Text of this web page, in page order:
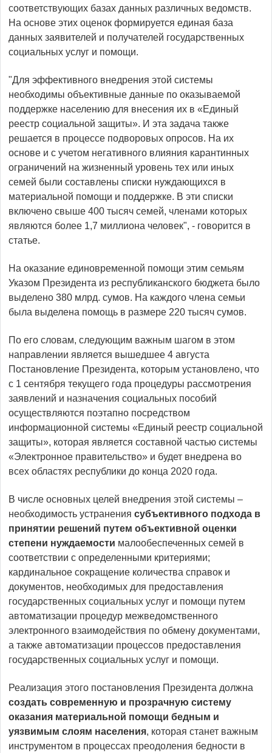
соответствующих базах данных различных ведомств.
На основе этих оценок формируется единая база
данных заявителей и получателей государственных
социальных услуг и помощи.
"Для эффективного внедрения этой системы
необходимы объективные данные по оказываемой
поддержке населению для внесения их в «Единый
реестр социальной защиты». И эта задача также
решается в процессе подворовых опросов. На их
основе и с учетом негативного влияния карантинных
ограничений на жизненный уровень тех или иных
семей были составлены списки нуждающихся в
материальной помощи и поддержке. В эти списки
включено свыше 400 тысяч семей, членами которых
являются более 1,7 миллиона человек", - говорится в
статье.
На оказание единовременной помощи этим семьям
Указом Президента из республиканского бюджета было
выделено 380 млрд. сумов. На каждого члена семьи
была выделена помощь в размере 220 тысяч сумов.
По его словам, следующим важным шагом в этом
направлении является вышедшее 4 августа
Постановление Президента, которым установлено, что
с 1 сентября текущего года процедуры рассмотрения
заявлений и назначения социальных пособий
осуществляются поэтапно посредством
информационной системы «Единый реестр социальной
защиты», которая является составной частью системы
«Электронное правительство» и будет внедрена во
всех областях республики до конца 2020 года.
В числе основных целей внедрения этой системы –
необходимость устранения субъективного подхода в
принятии решений путем объективной оценки
степени нуждаемости малообеспеченных семей в
соответствии с определенными критериями;
кардинальное сокращение количества справок и
документов, необходимых для предоставления
государственных социальных услуг и помощи путем
автоматизации процедур межведомственного
электронного взаимодействия по обмену документами,
а также автоматизации процессов предоставления
государственных социальных услуг и помощи.
Реализация этого постановления Президента должна
создать современную и прозрачную систему
оказания материальной помощи бедным и
уязвимым слоям населения, которая станет важным
инструментом в процессах преодоления бедности в